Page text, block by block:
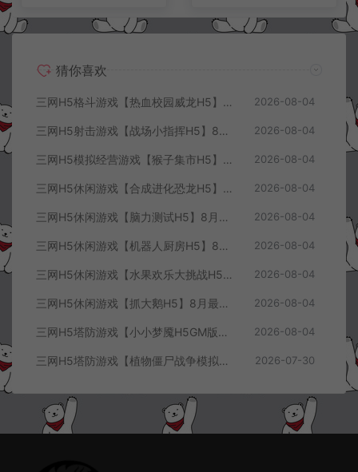
猜你喜欢
三网H5格斗游戏【热血校园威龙H5】8月最新整理Linux手工服务端+Win一键服务端+解压即玩+简易安卓客户端+详细搭建教程 2026-08-04
三网H5射击游戏【战场小指挥H5】8月最新整理Linux手工服务端+Win一键服务端+解压即玩+简易安卓客户端+详细搭建教程 2026-08-04
三网H5模拟经营游戏【猴子集市H5】8月最新整理Linux手工服务端+Win一键服务端+解压即玩+简易安卓客户端+详细搭建教程 2026-08-04
三网H5休闲游戏【合成进化恐龙H5】8月最新整理Linux手工服务端+Win一键服务端+解压即玩+简易安卓客户端+详细搭建教程 2026-08-04
三网H5休闲游戏【脑力测试H5】8月最新整理Linux手工服务端+Win一键服务端+解压即玩+简易安卓客户端+详细搭建教程 2026-08-04
三网H5休闲游戏【机器人厨房H5】8月最新整理Linux手工服务端+Win一键服务端+解压即玩+简易安卓客户端+详细搭建教程 2026-08-04
三网H5休闲游戏【水果欢乐大挑战H5】8月最新整理Linux手工服务端+Win一键服务端+解压即玩+简易安卓客户端+详细搭建教程 2026-08-04
三网H5休闲游戏【抓大鹅H5】8月最新整理Linux手工服务端+Win一键服务端+解压即玩+简易安卓客户端+详细搭建教程 2026-08-04
三网H5塔防游戏【小小梦魇H5GM版】7月最新整理Linux手工服务端+Win一键服务端+解压即玩+简易安卓客户端+详细搭建教程 2026-08-04
三网H5塔防游戏【植物僵尸战争模拟器H5】7月最新整理Linux手工服务端+Win一键服务端+解压即玩+简易安卓客户端+详细搭建教程 2026-07-30